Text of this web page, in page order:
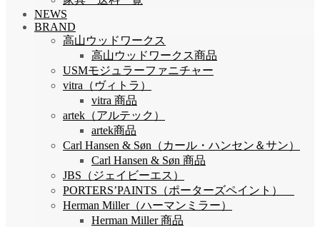
NEWS
BRAND
高山ウッドワークス
高山ウッドワークス商品
USMモジュラーファニチャー
vitra（ヴィトラ）
vitra 商品
artek（アルテック）
artek商品
Carl Hansen & Søn（カール・ハンセン＆サン）
Carl Hansen & Søn 商品
JBS（ジェイビーエス）
PORTERS’PAINTS（ポーターズペイント）
Herman Miller（ハーマンミラー）
Herman Miller 商品